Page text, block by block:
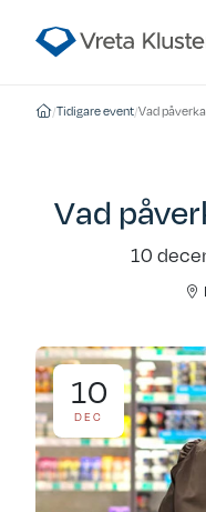
/Tidigare event/
Vad
10
10
DEC